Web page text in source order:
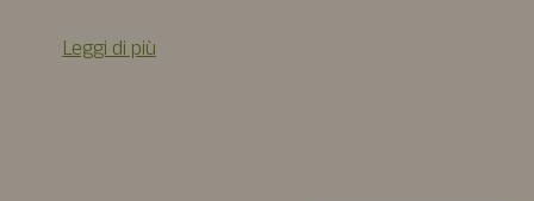
Leggi di più